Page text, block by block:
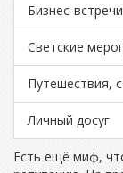
Бизнес-
Светские
Путешествия,
Личный досуг
Есть ещё миф,